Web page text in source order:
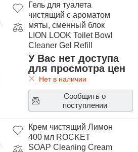
Гель для туалета
чистящий с ароматом
мяты, сменный блок
LION LOOK Toilet Bowl
Cleaner Gel Refill
У Вас нет доступа
для просмотра цен
Нет в наличии
Сообщить о
поступлении
Крем чистящий Лимон
400 мл ROCKET
SOAP Cleaning Cream